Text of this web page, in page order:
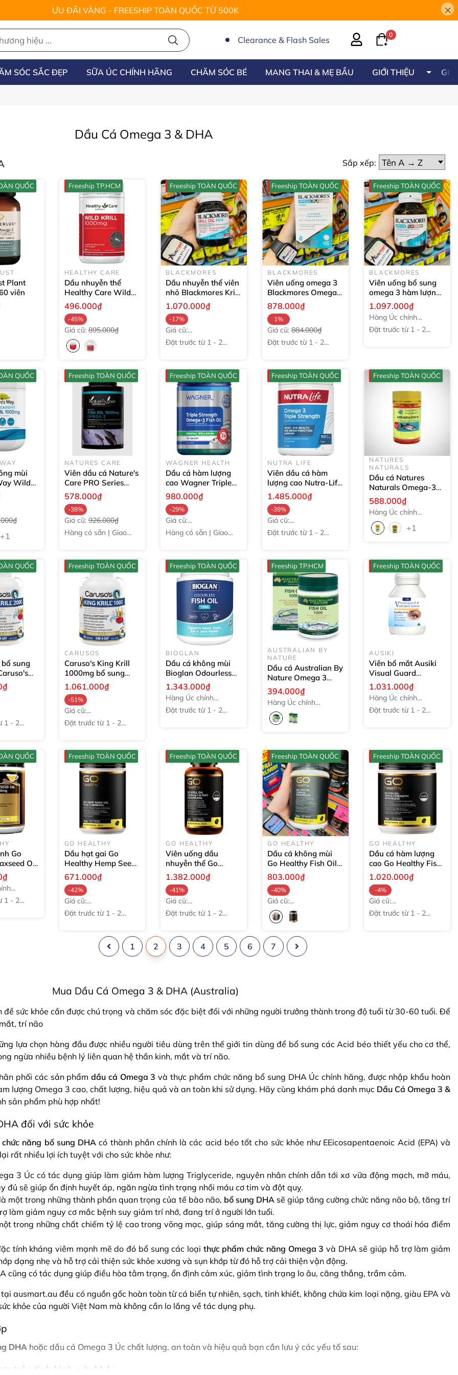
ƯU ĐÃI VÀNG - FREESHIP TOÀN QUỐC TỪ 500K ×
Clearance & Flash Sales
0
SÓC SẮC ĐẸP SỮA ÚC CHÍNH HÃNG CHĂM SÓC BÉ MANG THAI & MẸ BẦU GIỚI THIỆU
Dầu Cá Omega 3 & DHA
Sắp xếp:
QUỐC
Plant
viên
Freeship TP.HCM
HEALTHY CARE
Dầu nhuyễn thể
Healthy Care Wild
Krill Oil 1000mg
viên
496.000₫
-45%
Giá cũ:895.000₫
Freeship TOÀN QUỐC
BLACKMORES
Dầu nhuyễn thể viên
nhỏ Blackmores Krill
Oil Mini60 viên
1.070.000₫
-17%
Giá cũ:
1.283.000₫
Đặt trước từ 1 - 2
Freeship TOÀN QUỐC
BLACKMORES
Viên uống omega 3
Blackmores Omega
Platinum mini
viên
878.000₫
1%
Giá cũ:884.000₫
Đặt trước từ 1 - 2
Freeship TOÀN QUỐC
BLACKMORES
Viên uống bổ sung
omega 3 hàm lượng
cao Blackmores
Omega Platinum
viên
1.097.000₫
Hàng Úc chính
hãng
Đặt trước từ 1 - 2
QUỐC
mùi
Wild
+1
Freeship TOÀN QUỐC
NATURES CARE
Viên dầu cá Nature's
Care PRO Series
Fish Oil 1000mg
Omega 3200 viên
578.000₫
-38%
Giá cũ:926.000₫
Hàng có sẵn | Giao
Freeship TOÀN QUỐC
WAGNER HEALTH
Dầu cá hàm lượng
cao Wagner Triple
Strength Omega-3
Fish Oil 150 viên
980.000₫
-29%
Giá cũ:
1.379.000₫
Hàng có sẵn | Giao
Freeship TOÀN QUỐC
NUTRA LIFE
Viên dầu cá hàm
lượng cao Nutra-Life
Omega 3 Triple
Strength Odourless
150 viên
1.485.000₫
-39%
Giá cũ:
2.416.000₫
Đặt trước từ 1 - 2
Freeship TOÀN QUỐC
NATURES
NATURALS
Dầu cá Natures
Naturals Omega-3
Fish Oil 1000mg +
Vitamin E100 viên
588.000₫
Hàng Úc chính
hãng
+1
QUỐC
sung
1 - 2
Freeship TOÀN QUỐC
CARUSOS
Caruso's King Krill
1000mg bổ sung
Omega 3 và DHA
viên
1.061.000₫
-51%
Giá cũ:
2.125.000₫
Đặt trước từ 1 - 2
Freeship TOÀN QUỐC
BIOGLAN
Dầu cá không mùi
Bioglan Odourless
Fish Oil 1500mg
viên
1.343.000₫
Hàng Úc chính
hãng
Đặt trước từ 1 - 2
Freeship TP.HCM
AUSTRALIAN BY
NATURE
Dầu cá Australian By
Nature Omega 3
Fish Oil 1000mg
viên
394.000₫
Hàng Úc chính
hãng
Freeship TOÀN QUỐC
AUSIKI
Viên bổ mắt Ausiki
Visual Guard
Advance Lutein
EyeMax 6 in1
viên
1.031.000₫
Hàng Úc chính
hãng
Đặt trước từ 1 - 2
QUỐC
Go
Oil
viên
1 - 2
Freeship TOÀN QUỐC
GO HEALTHY
Dầu hạt gai Go
Healthy Hemp Seed
Oil Plus Turmeric
100 viên
671.000₫
-42%
Giá cũ:
1.150.000₫
Đặt trước từ 1 - 2
Freeship TOÀN QUỐC
GO HEALTHY
Viên uống dầu
nhuyễn thể Go
Healthy Krill Oil
1500mg60 viên
1.382.000₫
-41%
Giá cũ:
2.313.000₫
Đặt trước từ 1 - 2
Freeship TOÀN QUỐC
GO HEALTHY
Dầu cá không mùi
Go Healthy Fish Oil
1500mg Odourless
210 viên
803.000₫
-40%
Giá cũ:
1.335.000₫
Freeship TOÀN QUỐC
GO HEALTHY
Dầu cá hàm lượng
cao Go Healthy Fish
Oil Triple Strength
Odourless Softgel
150 viên
1.020.000₫
-4%
Giá cũ:
1.052.000₫
Đặt trước từ 1 - 2
1 2 3 4 5 6 7
Mua Dầu Cá Omega 3 & DHA (Australia)
sức khỏe cần được chú trọng và chăm sóc đặc biệt đối với những người trưởng thành trong độ tuổi từ 30-60 tuổi. Để
trí não
lựa chọn hàng đầu được nhiều người tiêu dùng trên thế giới tin dùng để bổ sung các Acid béo thiết yếu cho cơ thể,
ngừa nhiều bệnh lý liên quan hệ thần kinh, mắt và trí não.
phối các sản phẩmdầu cá Omega 3 và thực phẩm chức năng bổ sung DHA Úc chính hãng, được nhập khẩu hoàn
lượng Omega 3 cao, chất lượng, hiệu quả và an toàn khi sử dụng. Hãy cùng khám phá danh mục Dầu Cá Omega 3 &
sản phẩm phù hợp nhất!
đối với sức khỏe
năng bổ sung DHAcó thành phần chính là các acid béo tốt cho sức khỏe như EEicosapentaenoic Acid (EPA) và
rất nhiều lợi ích tuyệt với cho sức khỏe như:
3 Úc có tác dụng giúp làm giảm hàm lượng Triglyceride, nguyên nhân chính dẫn tới xơ vữa động mạch, mỡ máu,
đủ sẽ giúp ổn định huyết áp, ngăn ngừa tình trạng nhồi máu cơ tim và đột quỵ.
một trong những thành phần quan trọng của tế bào não, bổ sung DHA sẽ giúp tăng cường chức năng não bộ, tăng trí
làm giảm nguy cơ mắc bệnh suy giảm trí nhớ, đang trí ở người lớn tuổi.
trong những chất chiếm tỷ lệ cao trong võng mạc, giúp sáng mắt, tăng cường thị lực, giảm nguy cơ thoái hóa điểm
tính kháng viêm mạnh mẽ do đó bổ sung các loại thực phẩm chức năng Omega 3 và DHA sẽ giúp hỗ trợ làm giảm
dạng nhẹ và hỗ trợ cải thiện sức khỏe xương và sụn khớp từ đó hỗ trợ cải thiện vận động.
cũng có tác dụng giúp điều hòa tâm trạng, ổn định cảm xúc, giảm tình trạng lo âu, căng thẳng, trầm cảm.
tại ausmart.au đều có nguồn gốc hoàn toàn từ cá biển tự nhiên, sạch, tinh khiết, không chứa kim loại nặng, giàu EPA và
khỏe của người Việt Nam mà không cần lo lắng về tác dụng phụ.
DHA hoặc dầu cá Omega 3 Úc chất lượng, an toàn và hiệu quả bạn cần lưu ý các yếu tố sau:
trên tình hình sức khỏe